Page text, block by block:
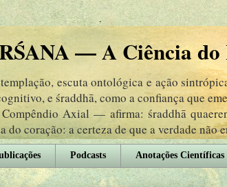
— A Ciência
escuta ontológica e ação
e śraddhā, como a confiança que
Axial — afirma: śraddhā
coração: a certeza de que a verdade não
Podcasts Anotações Científicas